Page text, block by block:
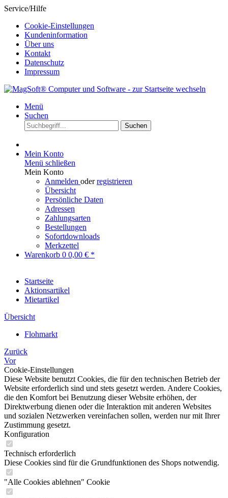
Service/Hilfe
Cookie-Einstellungen
Kundeninformation
Über uns
Kontakt
Datenschutz
Impressum
Menü
Suchen
Suchen
Mein Konto
Menü schließen
Mein Konto
Anmelden oderregistrieren
Übersicht
Persönliche Daten
Adressen
Zahlungsarten
Bestellungen
Sofortdownloads
Merkzettel
Warenkorb 0 0,00 € *
Startseite
Aktionsartikel
Mietartikel
Übersicht
Flohmarkt
Zurück
Vor
Cookie-Einstellungen
Diese Website benutzt Cookies, die für den technischen Betrieb der
Website erforderlich sind und stets gesetzt werden. Andere Cookies,
die den Komfort bei Benutzung dieser Website erhöhen, der
Direktwerbung dienen oder die Interaktion mit anderen Websites
und sozialen Netzwerken vereinfachen sollen, werden nur mit Ihrer
Zustimmung gesetzt.
Konfiguration
Technisch erforderlich
Diese Cookies sind für die Grundfunktionen des Shops notwendig.
"Alle Cookies ablehnen" Cookie